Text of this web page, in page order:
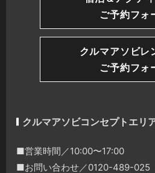
ご予約フォ
クルマアソビレ
ご予約フォ
クルマアソビコンセプトエリ
■営業時間／10:00〜17:00
■お問い合わせ／0120-489-025